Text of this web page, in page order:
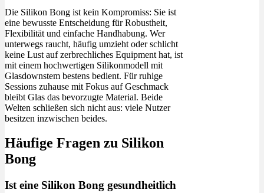
Die Silikon Bong ist kein Kompromiss: Sie ist
eine bewusste Entscheidung für Robustheit,
Flexibilität und einfache Handhabung. Wer
unterwegs raucht, häufig umzieht oder schlicht
keine Lust auf zerbrechliches Equipment hat, ist
mit einem hochwertigen Silikonmodell mit
Glasdownstem bestens bedient. Für ruhige
Sessions zuhause mit Fokus auf Geschmack
bleibt Glas das bevorzugte Material. Beide
Welten schließen sich nicht aus: viele Nutzer
besitzen inzwischen beides.
Häufige Fragen zu Silikon
Bong
Ist eine Silikon Bong gesundheitlich